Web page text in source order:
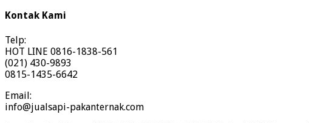
Kontak Kami
Telp:
HOT LINE 0816-1838-561
(021) 430-9893
0815-1435-6642
Email:
info@jualsapi-pakanternak.com